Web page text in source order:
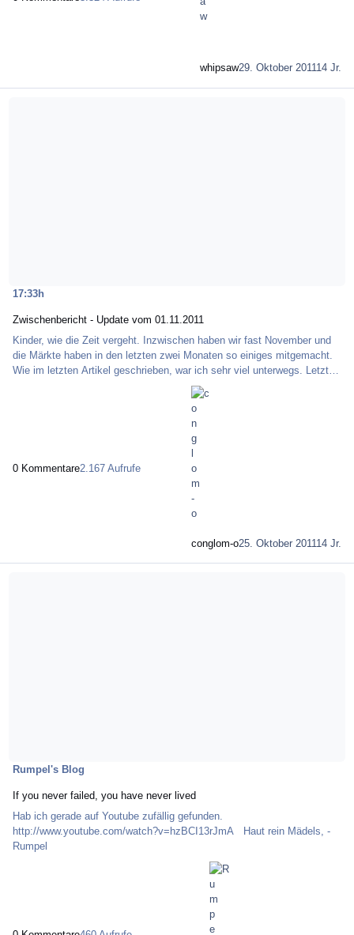
whipsaw29. Oktober 201114 Jr.
17:33h
Zwischenbericht - Update vom 01.11.2011
Kinder, wie die Zeit vergeht. Inzwischen haben wir fast November und
die Märkte haben in den letzten zwei Monaten so einiges mitgemacht.
Wie im letzten Artikel geschrieben, war ich sehr viel unterwegs. Letzter
Besuch war auf der WOT in Frankfurt, wo ich neben dem Vortrag zum
Ichimoku Kinko Hyo auch die Gelegenheit hatte, einige User von hier
persönlich kennen lernen zu dürfen. An dieser Stelle nochmal ein
herzlicher Gruß, sollten wir auf jeden Fall wiederholen . Nun steht
0 Kommentare2.167 Aufrufe
conglom-o25. Oktober 2011 14 Jr.
Rumpel's Blog
If you never failed, you have never lived
Hab ich gerade auf Youtube zufällig gefunden.
http://www.youtube.com/watch?v=hzBCI13rJmA Haut rein Mädels, -
Rumpel